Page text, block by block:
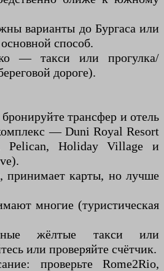
варианты до Бургаса или
способ.
— такси или прогулка/
дороге).
трансфер и отель
— Duni Royal Resort
Pelican, Holiday Village и
принимает карты, но лучше
многие (туристическая
жёлтые такси или
или проверяйте счётчик.
проверьте Rome2Rio,